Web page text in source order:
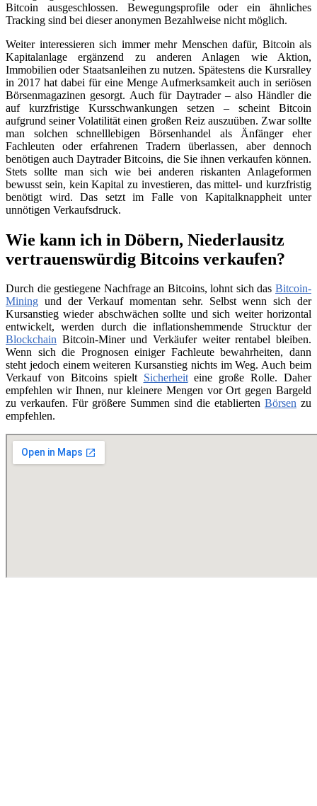
Bitcoin ausgeschlossen. Bewegungsprofile oder ein ähnliches
Tracking sind bei dieser anonymen Bezahlweise nicht möglich.
Weiter interessieren sich immer mehr Menschen dafür, Bitcoin als
Kapitalanlage ergänzend zu anderen Anlagen wie Aktion,
Immobilien oder Staatsanleihen zu nutzen. Spätestens die Kursralley
in 2017 hat dabei für eine Menge Aufmerksamkeit auch in seriösen
Börsenmagazinen gesorgt. Auch für Daytrader – also Händler die
auf kurzfristige Kursschwankungen setzen – scheint Bitcoin
aufgrund seiner Volatilität einen großen Reiz auszuüben. Zwar sollte
man solchen schnelllebigen Börsenhandel als Änfänger eher
Fachleuten oder erfahrenen Tradern überlassen, aber dennoch
benötigen auch Daytrader Bitcoins, die Sie ihnen verkaufen können.
Stets sollte man sich wie bei anderen riskanten Anlageformen
bewusst sein, kein Kapital zu investieren, das mittel- und kurzfristig
benötigt wird. Das setzt im Falle von Kapitalknappheit unter
unnötigen Verkaufsdruck.
Wie kann ich in Döbern, Niederlausitz
vertrauenswürdig Bitcoins verkaufen?
Durch die gestiegene Nachfrage an Bitcoins, lohnt sich das Bitcoin-
Mining und der Verkauf momentan sehr. Selbst wenn sich der
Kursanstieg wieder abschwächen sollte und sich weiter horizontal
entwickelt, werden durch die inflationshemmende Strucktur der
Blockchain Bitcoin-Miner und Verkäufer weiter rentabel bleiben.
Wenn sich die Prognosen einiger Fachleute bewahrheiten, dann
steht jedoch einem weiteren Kursanstieg nichts im Weg. Auch beim
Verkauf von Bitcoins spielt Sicherheiteine große Rolle. Daher
empfehlen wir Ihnen, nur kleinere Mengen vor Ort gegen Bargeld
zu verkaufen. Für größere Summen sind die etablierten Börsen zu
empfehlen.